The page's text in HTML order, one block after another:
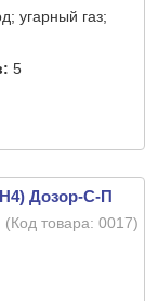
угарный газ;
5
Дозор-С-П
(Код товара: 0017)